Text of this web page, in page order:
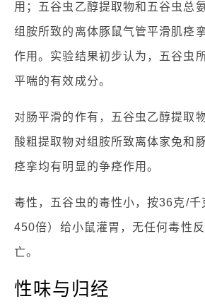
用；五谷虫乙醇提取物和五谷虫总
组胺所致的离体豚鼠气管平滑肌痉
作用。实验结果初步认为，五谷虫
平喘的有效成分。
对肠平滑的作有，五谷虫乙醇提取
酸粗提取物对组胺所致离体家兔和
痉挛均有明显的争痉作用。
毒性，五谷虫的毒性小，按36克/千
450倍）给小鼠灌胃，无任何毒性
亡。
性味与归经